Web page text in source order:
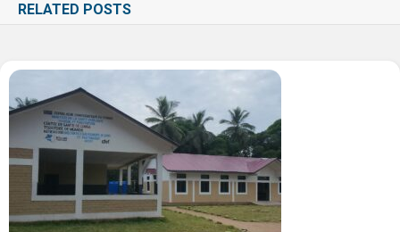
RELATED POSTS